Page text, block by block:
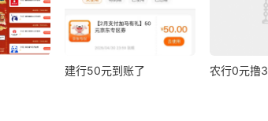
建行50元到账了 农行0元撸